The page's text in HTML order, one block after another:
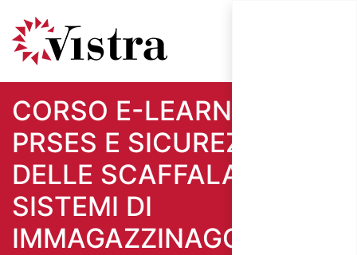
CORSO E-LEARNING
PRSES E SICUREZZA
DELLE SCAFFALATURE E
SISTEMI DI
IMMAGAZZINAGGIO